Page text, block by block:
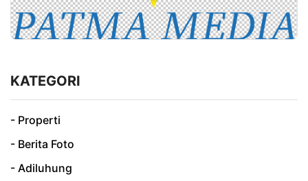
KATEGORI
- Properti
- Berita Foto
- Adiluhung